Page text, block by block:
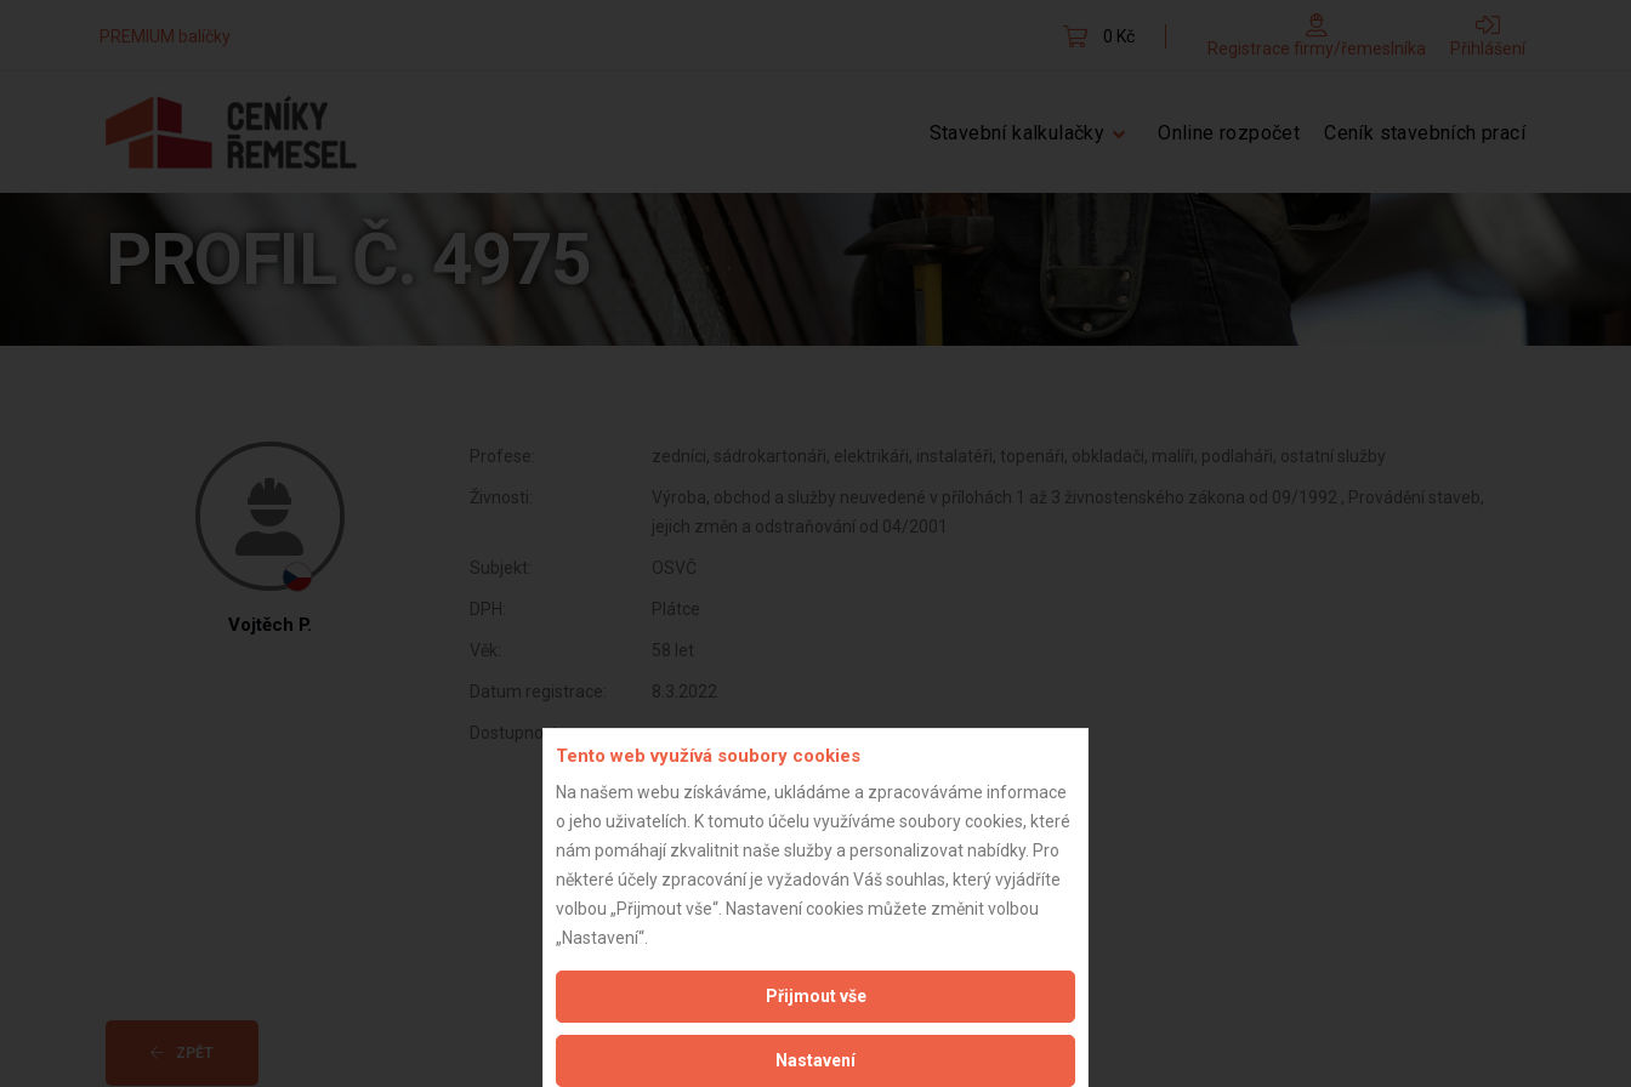
PREMIUM balíčky 0 Kč
Registrace firmy/řemeslníka Přihlášení
Stavební kalkulačky Online rozpočet Ceník stavebních prací
PROFIL Č. 4975
Vojtěch P.
Profese: zedníci, sádrokartonáři, elektrikáři, instalatéři, topenáři, obkladači, malíři, podlaháři, ostatní služby
Živnosti:
Výroba, obchod a služby neuvedené v přílohách 1 až 3 živnostenského zákona od 09/1992 , Provádění staveb,
jejich změn a odstraňování od 04/2001
Subjekt: OSVČ
DPH: Plátce
Věk: 58 let
Datum registrace: 8.3.2022
Dostupnost:
ZPĚT Aktualizováno z portálu ARES dne 02.01.2024 11:45:18
Tento web využívá soubory cookies
Na našem webu získáváme, ukládáme a zpracováváme informace
o jeho uživatelích. K tomuto účelu využíváme soubory cookies, které
nám pomáhají zkvalitnit naše služby a personalizovat nabídky. Pro
některé účely zpracování je vyžadován Váš souhlas, který vyjádříte
volbou „Přijmout vše“. Nastavení cookies můžete změnit volbou
„Nastavení“.
Přijmout vše
Nastavení